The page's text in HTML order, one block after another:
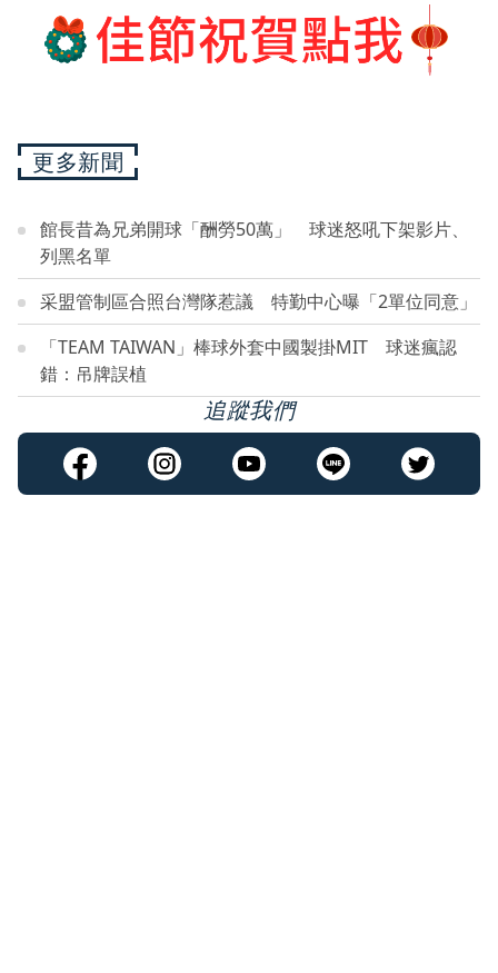
更多新聞
館長昔為兄弟開球「酬勞50萬」 球迷怒吼下架影片、
列黑名單
采盟管制區合照台灣隊惹議 特勤中心曝「2單位同意」
「TEAM TAIWAN」棒球外套中國製掛MIT 球迷瘋認
錯：吊牌誤植
追蹤我們